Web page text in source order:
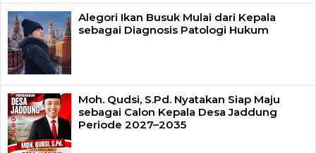
Alegori Ikan Busuk Mulai dari Kepala
sebagai Diagnosis Patologi Hukum
Moh. Qudsi, S.Pd. Nyatakan Siap Maju
sebagai Calon Kepala Desa Jaddung
Periode 2027–2035